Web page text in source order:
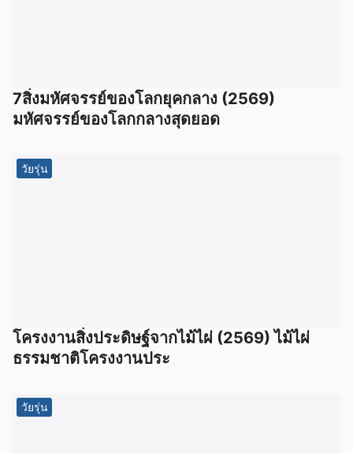
7สิ่งมหัศจรรย์ของโลกยุคกลาง (2569)
มหัศจรรย์ของโลกกลางสุดยอด
วัยรุ่น
โครงงานสิ่งประดิษฐ์จากไม้ไผ่ (2569) ไม้ไผ่
ธรรมชาติโครงงานประ
วัยรุ่น